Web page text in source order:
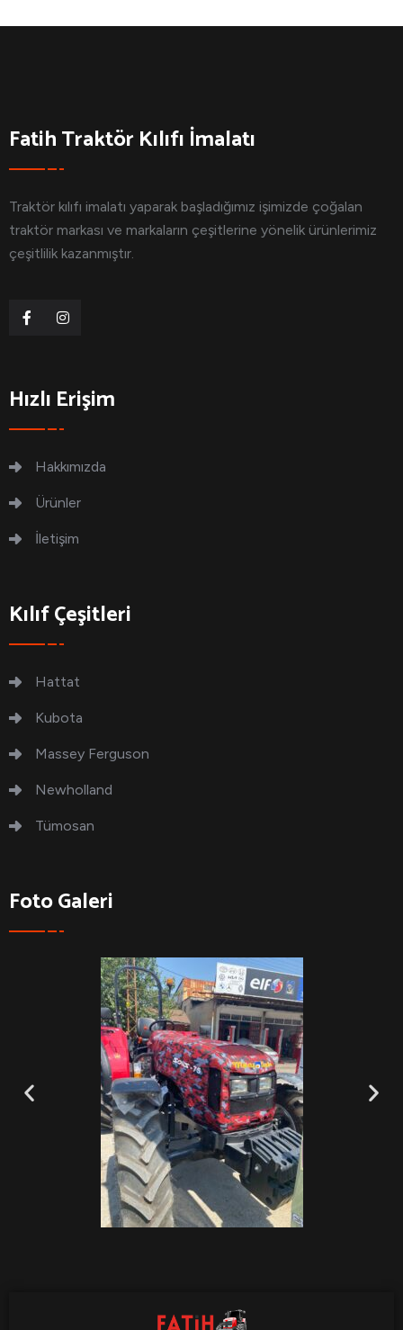
Fatih Traktör Kılıfı İmalatı
Traktör kılıfı imalatı yaparak başladığımız işimizde çoğalan
traktör markası ve markaların çeşitlerine yönelik ürünlerimiz
çeşitlilik kazanmıştır.
Hızlı Erişim
Hakkımızda
Ürünler
İletişim
Kılıf Çeşitleri
Hattat
Kubota
Massey Ferguson
Newholland
Tümosan
Foto Galeri